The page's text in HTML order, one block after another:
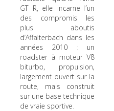
GT R, elle incarne l’un
des compromis les
plus aboutis
d’Affalterbach dans les
années 2010 : un
roadster à moteur V8
biturbo, propulsion,
largement ouvert sur la
route, mais construit
sur une base technique
de vraie sportive.